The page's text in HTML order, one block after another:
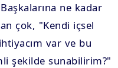
ne kadar
çok, "Kendi içsel
var ve bu
şekilde sunabilirim?"